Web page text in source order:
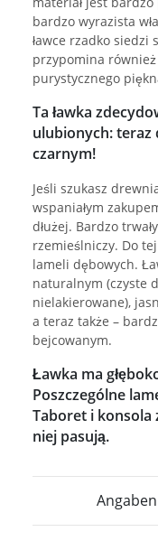
bardzo wyrazista
ławce rzadko siedzi
przypomina również
purystycznego
Ta ławka
ulubionych: teraz
czarnym!
Jeśli szukasz
wspaniałym
dłużej. Bardzo
rzemieślniczy. Do
lameli dębowych.
naturalnym (czyste
nielakierowane),
a teraz także –
bejcowanym.
Ławka ma
Poszczególne
Taboret i konsola
niej pasują.